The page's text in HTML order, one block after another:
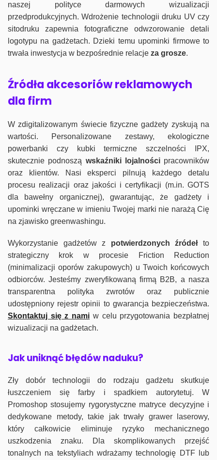
naszej polityce darmowych wizualizacji
przedprodukcyjnych. Wdrożenie technologii druku UV czy
sitodruku zapewnia fotograficzne odwzorowanie detali
logotypu na gadżetach. Dzieki temu upominki firmowe to
trwała inwestycja w bezpośrednie relacje za grosze.
Źródła akcesoriów reklamowych
dla firm
W zdigitalizowanym świecie fizyczne gadżety zyskują na
wartości. Personalizowane zestawy, ekologiczne
powerbanki czy kubki termiczne szczelności IPX,
skutecznie podnoszą wskaźniki lojalnościpracowników
oraz klientów. Nasi eksperci pilnują każdego detalu
procesu realizacji oraz jakości i certyfikacji (m.in. GOTS
dla bawełny organicznej), gwarantując, że gadżety i
upominki wręczane w imieniu Twojej marki nie narażą Cię
na zjawisko greenwashingu.
Wykorzystanie gadżetów z potwierdzonych źródełto
strategiczny krok w procesie Friction Reduction
(minimalizacji oporów zakupowych) u Twoich końcowych
odbiorców. Jesteśmy zweryfikowaną firmą B2B, a nasza
transparentna polityka zwrotów oraz publicznie
udostępniony rejestr opinii to gwarancja bezpieczeństwa.
Skontaktuj się z nami w celu przygotowania bezpłatnej
wizualizacji na gadżetach.
Jak uniknąć błędów naduku?
Zły dobór technologii do rodzaju gadżetu skutkuje
łuszczeniem się farby i spadkiem autorytetuj. W
Promoshop stosujemy rygorystyczne matryce decyzyjne i
dedykowane metody, takie jak trwały grawer laserowy,
który całkowicie eliminuje ryzyko mechanicznego
uszkodzenia znaku. Dla skomplikowanych przejść
tonalnych na tekstyliach wdrażamy technologię DTF lub